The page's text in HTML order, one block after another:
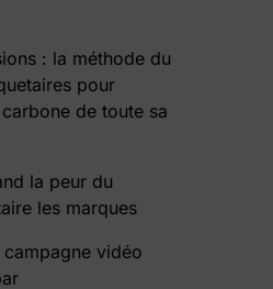
: la méthode du
pour
de toute sa
la peur du
les marques
vidéo